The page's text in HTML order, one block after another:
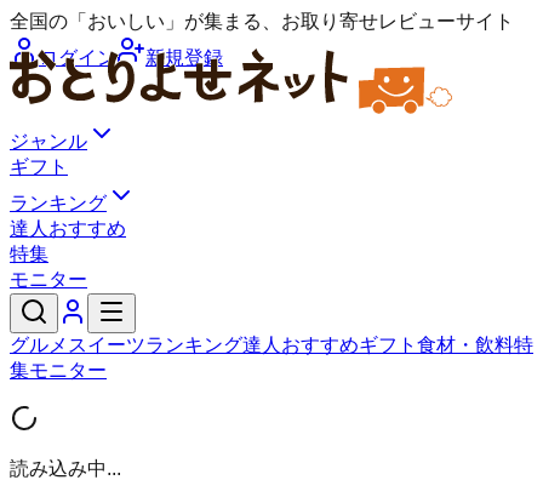
全国の「おいしい」が集まる、お取り寄せレビューサイト
ログイン
新規登録
ジャンル
ギフト
ランキング
達人おすすめ
特集
モニター
グルメ スイーツランキング達人おすすめギフト 食材・飲料特
集モニター
読み込み中...